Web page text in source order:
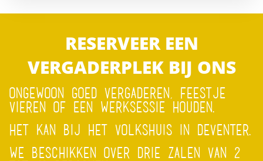
RESERVEER EEN
VERGADERPLEK BIJ ONS
ONGEWOON GOED VERGADEREN, FEESTJE
VIEREN OF EEN WERKSESSIE HOUDEN.
HET KAN BIJ HET VOLKSHUIS IN DEVENTER.
WE BESCHIKKEN OVER DRIE ZALEN VAN 2